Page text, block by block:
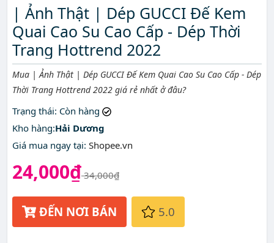
| Ảnh Thật | Dép GUCCI Đế Kem
Quai Cao Su Cao Cấp - Dép Thời
Trang Hottrend 2022
Mô tả ngắn
Mua | Ảnh Thật | Dép GUCCI Đế Kem Quai Cao Su Cao Cấp - Dép
Thời Trang Hottrend 2022 giá rẻ nhất ở đâu?
Trạng thái: Còn hàng
Kho hàng:Hải Dương
Giá mua ngay tại: Shopee.vn
24,000₫34,000₫
ĐẾN NƠI BÁN 5.0